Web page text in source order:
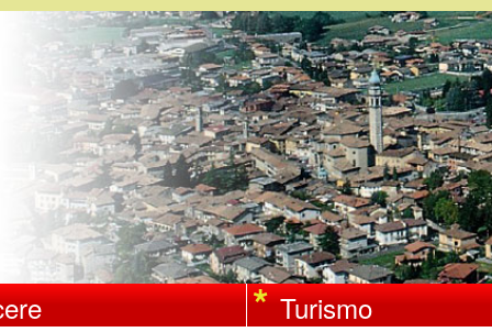
Salta
al
contenuto
principale
Turismo